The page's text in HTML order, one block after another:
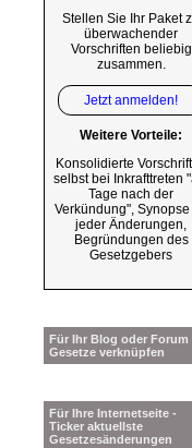
Stellen Sie Ihr Paket
überwachender
Vorschriften beliebig
zusammen.
Jetzt anmelden!
Weitere Vorteile:
Konsolidierte
selbst bei Inkrafttreten
Tage nach der
Verkündung", Synopse
jeder Änderungen,
Begründungen des
Gesetzgebers
Für Ihr Blog oder Forum
Gesetze verknüpfen
Für Ihre Internetseite -
Ticker aktuellste
Gesetzesänderungen